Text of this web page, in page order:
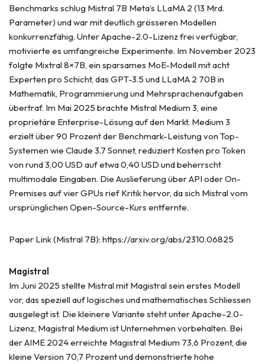
Benchmarks schlug Mistral 7B Meta’s LLaMA 2 (13 Mrd.
Parameter) und war mit deutlich grösseren Modellen
konkurrenzfähig. Unter Apache-2.0-Lizenz frei verfügbar,
motivierte es umfangreiche Experimente. Im November 2023
folgte Mixtral 8×7B, ein sparsames MoE-Modell mit acht
Experten pro Schicht, das GPT-3.5 und LLaMA 2 70B in
Mathematik, Programmierung und Mehrsprachenaufgaben
übertraf. Im Mai 2025 brachte Mistral Medium 3, eine
proprietäre Enterprise-Lösung auf den Markt. Medium 3
erzielt über 90 Prozent der Benchmark-Leistung von Top-
Systemen wie Claude 3.7 Sonnet, reduziert Kosten pro Token
von rund 3,00 USD auf etwa 0,40 USD und beherrscht
multimodale Eingaben. Die Auslieferung über API oder On-
Premises auf vier GPUs rief Kritik hervor, da sich Mistral vom
ursprünglichen Open-Source-Kurs entfernte.
Paper Link (Mistral 7B): https://arxiv.org/abs/2310.06825
Magistral
Im Juni 2025 stellte Mistral mit Magistral sein erstes Modell
vor, das speziell auf logisches und mathematisches Schliessen
ausgelegt ist. Die kleinere Variante steht unter Apache-2.0-
Lizenz, Magistral Medium ist Unternehmen vorbehalten. Bei
der AIME 2024 erreichte Magistral Medium 73,6 Prozent, die
kleine Version 70,7 Prozent und demonstrierte hohe